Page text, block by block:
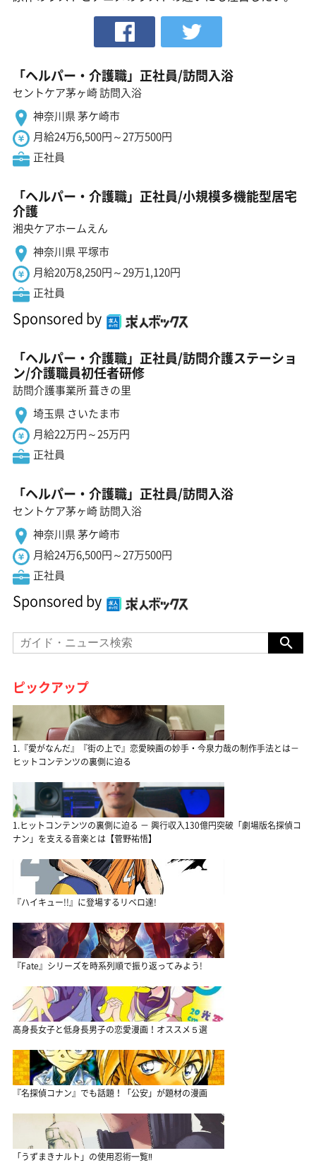
「ヘルパー・介護職」正社員/訪問入浴
セントケア茅ヶ崎 訪問入浴
神奈川県 茅ケ崎市
月給24万6,500円～27万500円
正社員
「ヘルパー・介護職」正社員/小規模多機能型居宅
介護
湘央ケアホームえん
神奈川県 平塚市
月給20万8,250円～29万1,120円
正社員
Sponsored by
「ヘルパー・介護職」正社員/訪問介護ステーショ
ン/介護職員初任者研修
訪問介護事業所 葺きの里
埼玉県 さいたま市
月給22万円～25万円
正社員
「ヘルパー・介護職」正社員/訪問入浴
セントケア茅ヶ崎 訪問入浴
神奈川県 茅ケ崎市
月給24万6,500円～27万500円
正社員
Sponsored by
ピックアップ
1.『愛がなんだ』『街の上で』恋愛映画の妙手・今泉力哉の制作手法とは－
ヒットコンテンツの裏側に迫る
1.ヒットコンテンツの裏側に迫る － 興行収入130億円突破「劇場版名探偵コ
ナン」を支える音楽とは【菅野祐悟】
『ハイキュー!!』に登場するリベロ達!
『Fate』シリーズを時系列順で振り返ってみよう!
高身長女子と低身長男子の恋愛漫画！オススメ５選
『名探偵コナン』でも話題！「公安」が題材の漫画
「うずまきナルト」の使用忍術一覧‼